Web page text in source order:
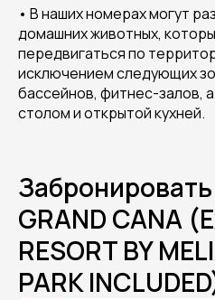
• В наших номерах могут
домашних животных,
передвигаться по
исключением следующих
бассейнов, фитнес-залов,
столом и открытой кухней.
Забронировать
GRAND CANA
RESORT BY
PARK